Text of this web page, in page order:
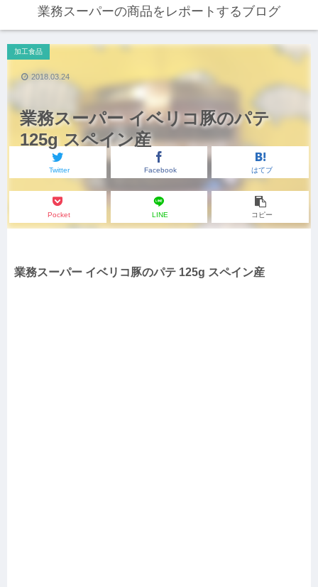
業務スーパーの商品をレポートするブログ
業務スーパー イベリコ豚のパテ
125g スペイン産
加工食品
Twitter Facebook はてブ
Pocket LINE コピー
2018.03.24
業務スーパー イベリコ豚のパテ 125g スペイン産